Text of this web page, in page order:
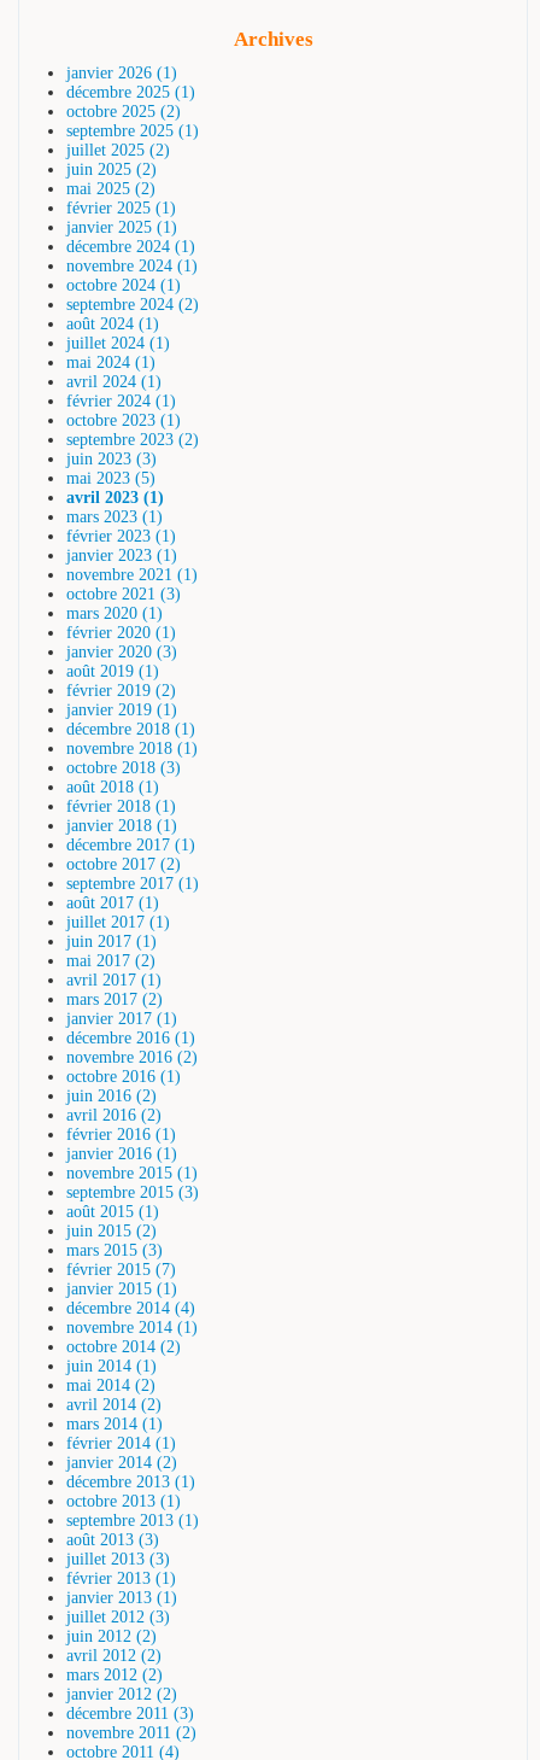
Archives
janvier 2026 (1)
décembre 2025 (1)
octobre 2025 (2)
septembre 2025 (1)
juillet 2025 (2)
juin 2025 (2)
mai 2025 (2)
février 2025 (1)
janvier 2025 (1)
décembre 2024 (1)
novembre 2024 (1)
octobre 2024 (1)
septembre 2024 (2)
août 2024 (1)
juillet 2024 (1)
mai 2024 (1)
avril 2024 (1)
février 2024 (1)
octobre 2023 (1)
septembre 2023 (2)
juin 2023 (3)
mai 2023 (5)
avril 2023 (1)
mars 2023 (1)
février 2023 (1)
janvier 2023 (1)
novembre 2021 (1)
octobre 2021 (3)
mars 2020 (1)
février 2020 (1)
janvier 2020 (3)
août 2019 (1)
février 2019 (2)
janvier 2019 (1)
décembre 2018 (1)
novembre 2018 (1)
octobre 2018 (3)
août 2018 (1)
février 2018 (1)
janvier 2018 (1)
décembre 2017 (1)
octobre 2017 (2)
septembre 2017 (1)
août 2017 (1)
juillet 2017 (1)
juin 2017 (1)
mai 2017 (2)
avril 2017 (1)
mars 2017 (2)
janvier 2017 (1)
décembre 2016 (1)
novembre 2016 (2)
octobre 2016 (1)
juin 2016 (2)
avril 2016 (2)
février 2016 (1)
janvier 2016 (1)
novembre 2015 (1)
septembre 2015 (3)
août 2015 (1)
juin 2015 (2)
mars 2015 (3)
février 2015 (7)
janvier 2015 (1)
décembre 2014 (4)
novembre 2014 (1)
octobre 2014 (2)
juin 2014 (1)
mai 2014 (2)
avril 2014 (2)
mars 2014 (1)
février 2014 (1)
janvier 2014 (2)
décembre 2013 (1)
octobre 2013 (1)
septembre 2013 (1)
août 2013 (3)
juillet 2013 (3)
février 2013 (1)
janvier 2013 (1)
juillet 2012 (3)
juin 2012 (2)
avril 2012 (2)
mars 2012 (2)
janvier 2012 (2)
décembre 2011 (3)
novembre 2011 (2)
octobre 2011 (4)